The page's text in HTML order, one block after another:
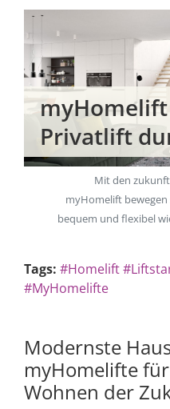
Privatlift
Mit den
myHomelift bewegen
bequem und flexibel
Tags: #Homelift
#MyHomelifte
Modernste
myHomelifte
Wohnen der